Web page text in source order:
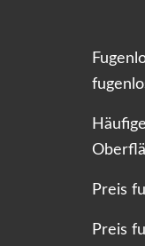
Preis
Preis